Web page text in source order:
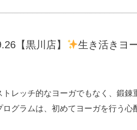
【黒川店】 生き活きヨ
トレッチ的なヨーガでもなく、鍛錬
ログラムは、初めてヨーガを行う心